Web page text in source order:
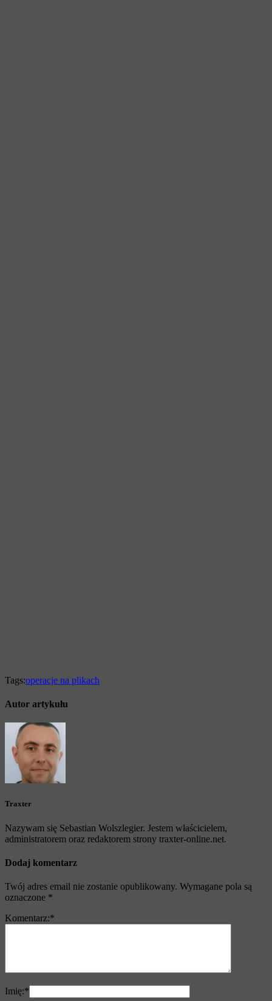
Tags:operacje na plikach
Autor artykułu
Traxter
Nazywam się Sebastian Wolszlegier. Jestem właścicielem,
administratorem oraz redaktorem strony traxter-online.net.
Dodaj komentarz
Twój adres email nie zostanie opublikowany. Wymagane pola są
oznaczone *
Komentarz:*
Imię:*